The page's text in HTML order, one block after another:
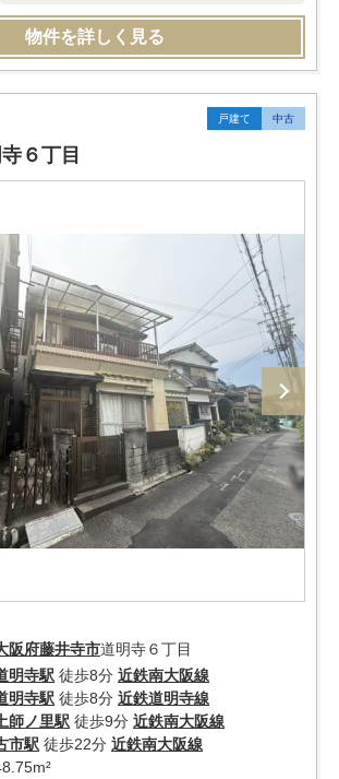
物件を詳しく見る
戸建て 中古
６丁目
阪府藤井寺市道明寺６丁目
明寺駅 徒歩8分 近鉄南大阪線
明寺駅 徒歩8分 近鉄道明寺線
師ノ里駅 徒歩9分 近鉄南大阪線
市駅 徒歩22分 近鉄南大阪線